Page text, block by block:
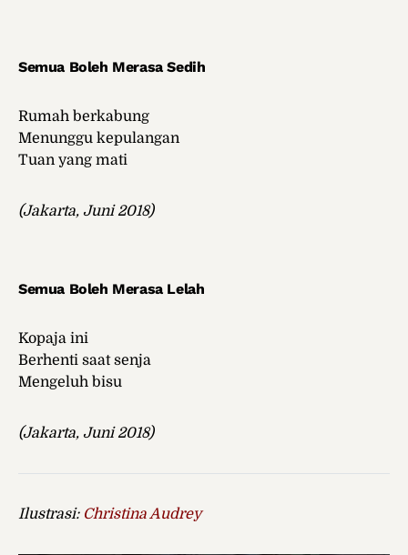
Semua Boleh Merasa Sedih
Rumah berkabung
Menunggu kepulangan
Tuan yang mati
(Jakarta, Juni 2018)
Semua Boleh Merasa Lelah
Kopaja ini
Berhenti saat senja
Mengeluh bisu
(Jakarta, Juni 2018)
Ilustrasi: Christina Audrey